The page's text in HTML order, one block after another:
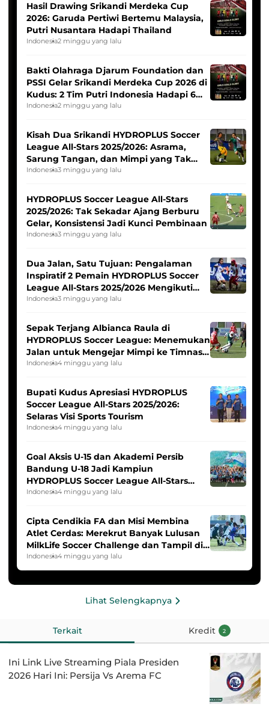
Hasil Drawing Srikandi Merdeka Cup
2026: Garuda Pertiwi Bertemu Malaysia,
Putri Nusantara Hadapi Thailand
Indonesia2 minggu yang lalu
Bakti Olahraga Djarum Foundation dan
PSSI Gelar Srikandi Merdeka Cup 2026 di
Kudus: 2 Tim Putri Indonesia Hadapi 6
Tim Asia
Indonesia2 minggu yang lalu
Kisah Dua Srikandi HYDROPLUS Soccer
League All-Stars 2025/2026: Asrama,
Sarung Tangan, dan Mimpi yang Tak
Pernah Padam
Indonesia3 minggu yang lalu
HYDROPLUS Soccer League All-Stars
2025/2026: Tak Sekadar Ajang Berburu
Gelar, Konsistensi Jadi Kunci Pembinaan
Indonesia3 minggu yang lalu
Dua Jalan, Satu Tujuan: Pengalaman
Inspiratif 2 Pemain HYDROPLUS Soccer
League All-Stars 2025/2026 Mengikuti
Seleksi Timnas Indonesia Putri
Indonesia3 minggu yang lalu
Sepak Terjang Albianca Raula di
HYDROPLUS Soccer League: Menemukan
Jalan untuk Mengejar Mimpi ke Timnas
Indonesia Putri
Indonesia4 minggu yang lalu
Bupati Kudus Apresiasi HYDROPLUS
Soccer League All-Stars 2025/2026:
Selaras Visi Sports Tourism
Indonesia4 minggu yang lalu
Goal Aksis U-15 dan Akademi Persib
Bandung U-18 Jadi Kampiun
HYDROPLUS Soccer League All-Stars
2025/2026
Indonesia4 minggu yang lalu
Cipta Cendikia FA dan Misi Membina
Atlet Cerdas: Merekrut Banyak Lulusan
MilkLife Soccer Challenge dan Tampil di
HYDROPLUS Soccer League
Indonesia4 minggu yang lalu
Lihat Selengkapnya
Terkait Kredit 2
Ini Link Live Streaming Piala Presiden
2026 Hari Ini: Persija Vs Arema FC